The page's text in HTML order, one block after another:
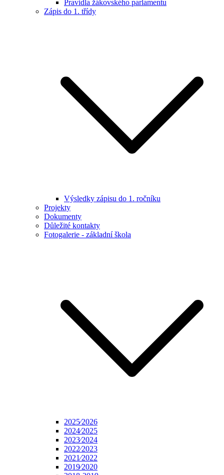
Pravidla žákovského parlamentu
Zápis do 1. třídy
Výsledky zápisu do 1. ročníku
Projekty
Dokumenty
Důležité kontakty
Fotogalerie - základní škola
2025⁄2026
2024⁄2025
2023⁄2024
2022⁄2023
2021⁄2022
2019⁄2020